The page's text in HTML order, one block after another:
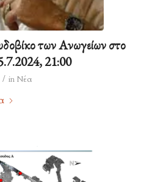
των Ανωγείων στο
21:00
/ in Νέα